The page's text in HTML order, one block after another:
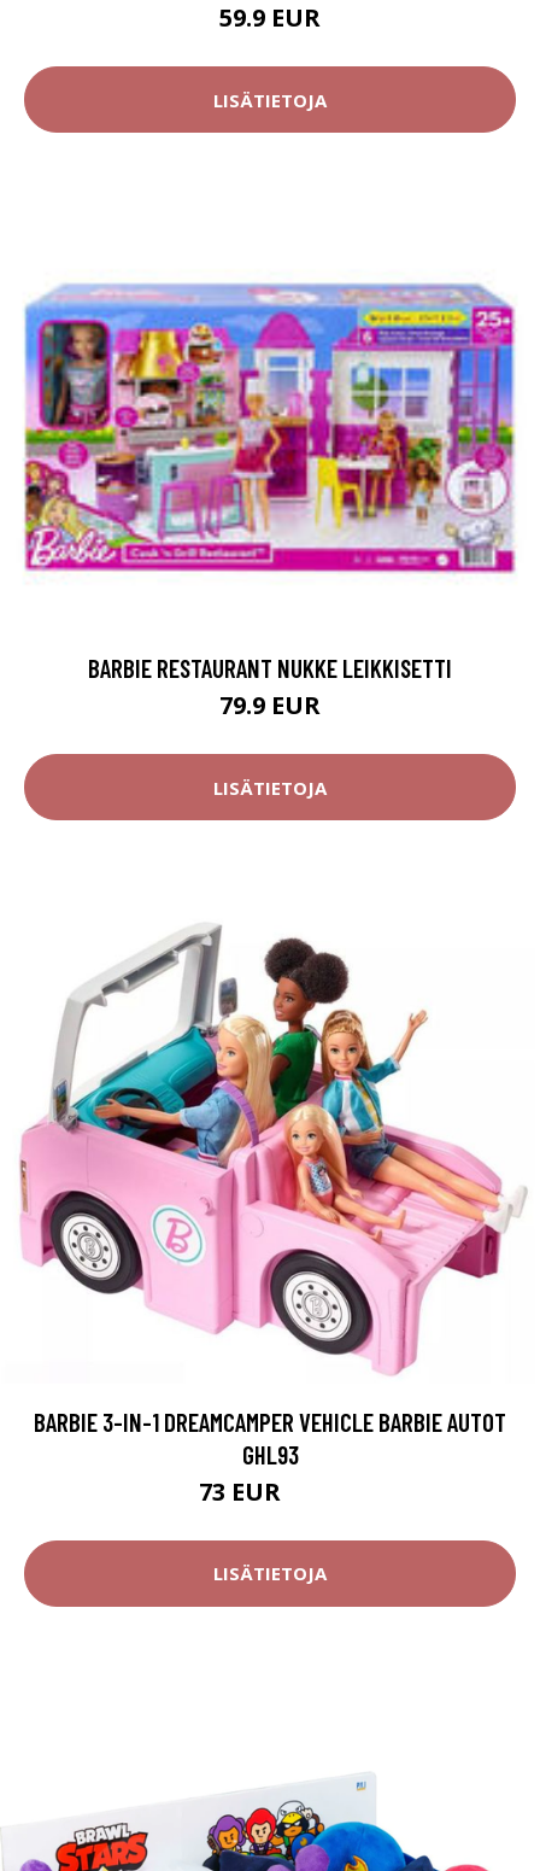
59.9 EUR
LISÄTIETOJA
BARBIE RESTAURANT NUKKE LEIKKISETTI
79.9 EUR
LISÄTIETOJA
BARBIE 3-IN-1 DREAMCAMPER VEHICLE BARBIE AUTOT
GHL93
73 EUR
LISÄTIETOJA